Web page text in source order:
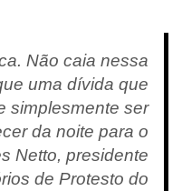
Não caia nessa
uma dívida que
simplesmente ser
da noite para o
Netto, presidente
de Protesto do